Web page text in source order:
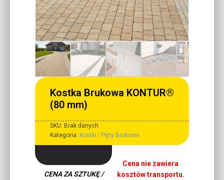
Kostka Brukowa KONTUR®
(80 mm)
SKU: Brak danych
Kategoria: Kostki i Płyty Brukowe
CENA ZA SZTUKĘ /
Cena nie zawiera
kosztów transportu.